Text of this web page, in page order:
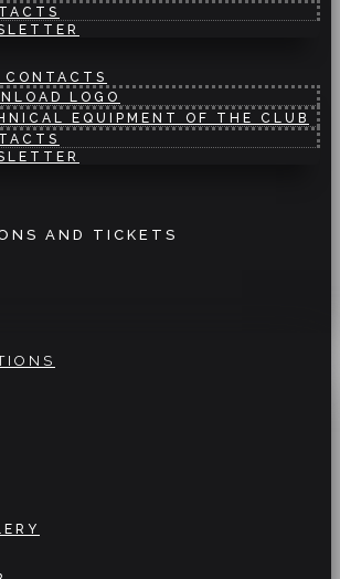
CONTACTS
LOGO
EQUIPMENT OF THE CLUB
AND TICKETS